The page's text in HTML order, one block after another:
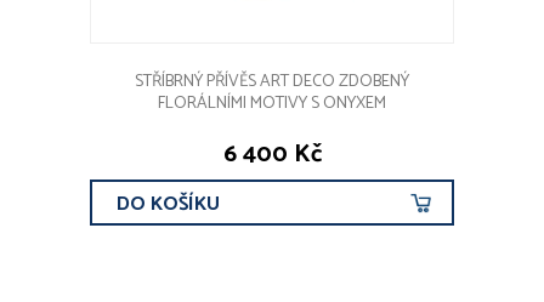
STŘÍBRNÝ PŘÍVĚS ART DECO ZDOBENÝ
FLORÁLNÍMI MOTIVY S ONYXEM
6 400 Kč
DO KOŠÍKU